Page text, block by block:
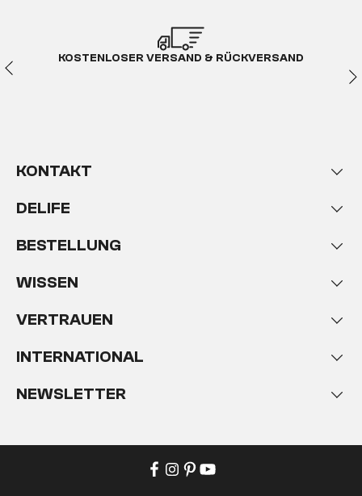
KOSTENLOSER VERSAND & RÜCKVERSAND
KONTAKT
DELIFE
BESTELLUNG
WISSEN
VERTRAUEN
INTERNATIONAL
NEWSLETTER